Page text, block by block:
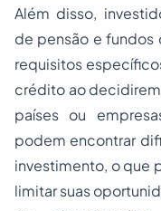
Além disso,
de pensão e
requisitos
crédito ao
países ou
podem encontrar
investimento, o que
limitar suas